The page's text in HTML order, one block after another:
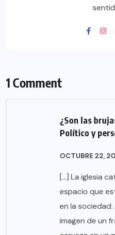
1 Comment
¿Son las
Político y
OCTUBRE 22,
[…] La iglesia
espacio que
en la
imagen de un